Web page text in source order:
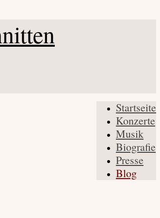
Startseite
Konzerte
Musik
Biografie
Presse
Blog